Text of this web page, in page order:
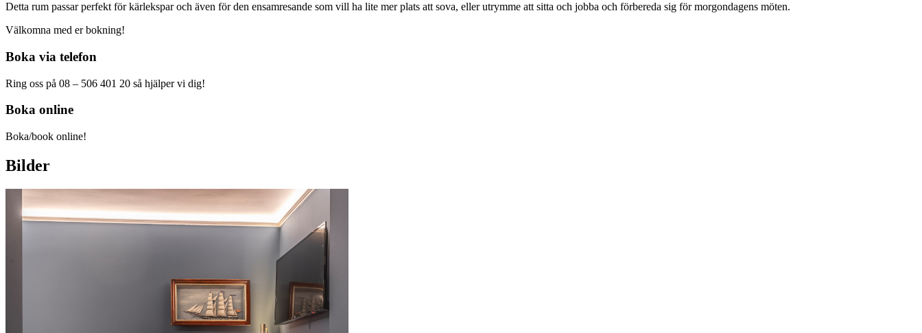
Detta rum passar perfekt för kärlekspar och även för den ensamresande som vill ha lite mer plats att sova, eller utrymme att sitta och jobba och förbereda sig för morgondagens möten.
Välkomna med er bokning!
Boka via telefon
Ring oss på 08 – 506 401 20 så hjälper vi dig!
Boka online
Boka/book online!
Bilder